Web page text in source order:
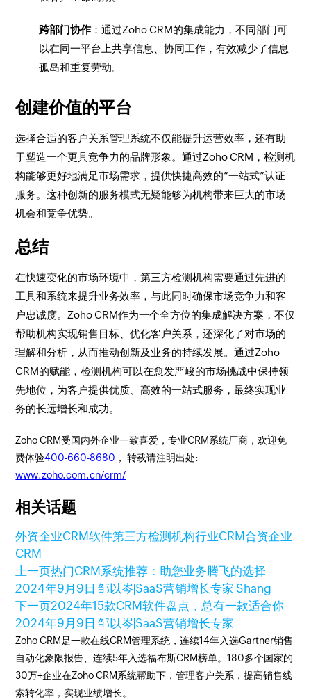
跨部门协作 ：通过Zoho CRM的集成能力，不同部门可
以在同一平台上共享信息、协同工作，有效减少了信息
孤岛和重复劳动。
创建价值的平台
选择合适的客户关系管理系统不仅能提升运营效率，还有助
于塑造一个更具竞争力的品牌形象。通过Zoho CRM，检测机
构能够更好地满足市场需求，提供快捷高效的“一站式”认证
服务。这种创新的服务模式无疑能够为机构带来巨大的市场
机会和竞争优势。
总结
在快速变化的市场环境中，第三方检测机构需要通过先进的
工具和系统来提升业务效率，与此同时确保市场竞争力和客
户忠诚度。Zoho CRM作为一个全方位的集成解决方案，不仅
帮助机构实现销售目标、优化客户关系，还深化了对市场的
理解和分析，从而推动创新及业务的持续发展。通过Zoho
CRM的赋能，检测机构可以在愈发严峻的市场挑战中保持领
先地位，为客户提供优质、高效的一站式服务，最终实现业
务的长远增长和成功。
Zoho CRM受国内外企业一致喜爱，专业CRM系统厂商，欢迎免
费体验400-660-8680 ， 转载请注明出处:
www.zoho.com.cn/crm/
相关话题
外资企业CRM软件第三方检测机构行业CRM合资企业
CRM
上一页热门CRM系统推荐：助您业务腾飞的选择
2024年9月9日 邹以岑|SaaS营销增长专家 Shang
下一页2024年15款CRM软件盘点，总有一款适合你
2024年9月9日 邹以岑|SaaS营销增长专家
Zoho CRM是一款在线CRM管理系统，连续14年入选Gartner销售
自动化象限报告、连续5年入选福布斯CRM榜单。180多个国家的
30万+企业在Zoho CRM系统帮助下，管理客户关系，提高销售线
索转化率，实现业绩增长。